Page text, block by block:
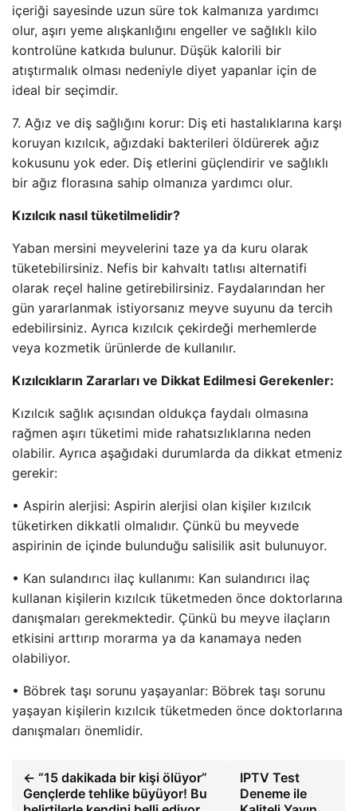
içeriği sayesinde uzun süre tok kalmanıza yardımcı
olur, aşırı yeme alışkanlığını engeller ve sağlıklı kilo
kontrolüne katkıda bulunur. Düşük kalorili bir
atıştırmalık olması nedeniyle diyet yapanlar için de
ideal bir seçimdir.
7. Ağız ve diş sağlığını korur: Diş eti hastalıklarına karşı
koruyan kızılcık, ağızdaki bakterileri öldürerek ağız
kokusunu yok eder. Diş etlerini güçlendirir ve sağlıklı
bir ağız florasına sahip olmanıza yardımcı olur.
Kızılcık nasıl tüketilmelidir?
Yaban mersini meyvelerini taze ya da kuru olarak
tüketebilirsiniz. Nefis bir kahvaltı tatlısı alternatifi
olarak reçel haline getirebilirsiniz. Faydalarından her
gün yararlanmak istiyorsanız meyve suyunu da tercih
edebilirsiniz. Ayrıca kızılcık çekirdeği merhemlerde
veya kozmetik ürünlerde de kullanılır.
Kızılcıkların Zararları ve Dikkat Edilmesi Gerekenler:
Kızılcık sağlık açısından oldukça faydalı olmasına
rağmen aşırı tüketimi mide rahatsızlıklarına neden
olabilir. Ayrıca aşağıdaki durumlarda da dikkat etmeniz
gerekir:
• Aspirin alerjisi: Aspirin alerjisi olan kişiler kızılcık
tüketirken dikkatli olmalıdır. Çünkü bu meyvede
aspirinin de içinde bulunduğu salisilik asit bulunuyor.
• Kan sulandırıcı ilaç kullanımı: Kan sulandırıcı ilaç
kullanan kişilerin kızılcık tüketmeden önce doktorlarına
danışmaları gerekmektedir. Çünkü bu meyve ilaçların
etkisini arttırıp morarma ya da kanamaya neden
olabiliyor.
• Böbrek taşı sorunu yaşayanlar: Böbrek taşı sorunu
yaşayan kişilerin kızılcık tüketmeden önce doktorlarına
danışmaları önemlidir.
← “15 dakikada bir kişi ölüyor”
Gençlerde tehlike büyüyor! Bu
IPTV Test
Deneme ile